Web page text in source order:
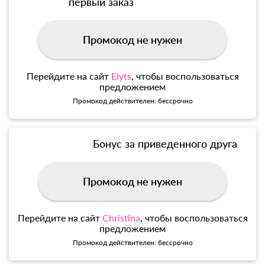
Промокод не нужен
Перейдите на сайт Elyts, чтобы воспользоваться
предложением
Промокод действителен: бессрочно
Бонус за приведенного друга
Промокод не нужен
Перейдите на сайт Christina, чтобы воспользоваться
предложением
Промокод действителен: бессрочно